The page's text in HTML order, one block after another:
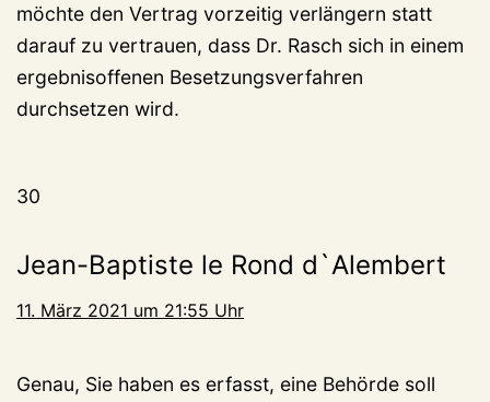
möchte den Vertrag vorzeitig verlängern statt
darauf zu vertrauen, dass Dr. Rasch sich in einem
ergebnisoffenen Besetzungsverfahren
durchsetzen wird.
30
Jean-Baptiste le Rond d`Alembert
11. März 2021 um 21:55 Uhr
Genau, Sie haben es erfasst, eine Behörde soll